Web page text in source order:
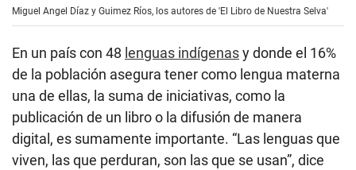
Miguel Angel Díaz y Guimez Ríos, los autores de 'El Libro de Nuestra Selva'
En un país con 48 lenguas indígenasy donde el 16%
de la población asegura tener como lengua materna
una de ellas, la suma de iniciativas, como la
publicación de un libro o la difusión de manera
digital, es sumamente importante. “Las lenguas que
viven, las que perduran, son las que se usan”, dice